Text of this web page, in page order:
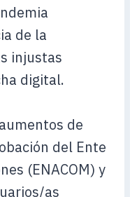
de la
injustas
digital.
de
del Ente
(ENACOM) y
as